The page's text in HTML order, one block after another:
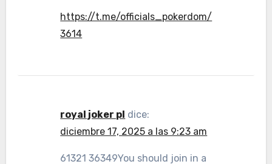
https://t.me/officials_pokerdom/
3614
royal joker pl dice:
diciembre 17, 2025 a las 9:23 am
61321 36349You should join in a